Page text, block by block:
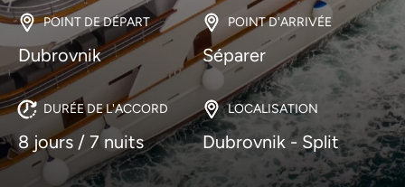
POINT DE DÉPART
Dubrovnik
POINT D'ARRIVÉE
Séparer
DURÉE DE L'ACCORD
8 jours / 7 nuits
LOCALISATION
Dubrovnik - Split